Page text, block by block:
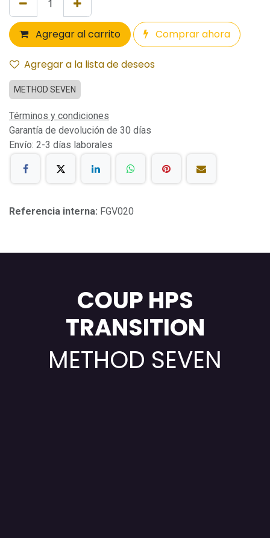
Agregar al carrito Comprar ahora
Agregar a la lista de deseos
METHOD SEVEN
Términos y condiciones
Garantía de devolución de 30 días
Envío: 2-3 días laborales
Referencia interna: FGV020
COUP HPS
TRANSITION
METHOD SEVEN